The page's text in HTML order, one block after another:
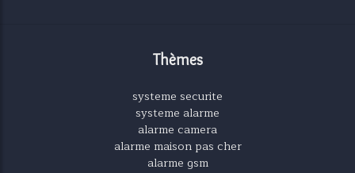
Thèmes
systeme securite
systeme alarme
alarme camera
alarme maison pas cher
alarme gsm